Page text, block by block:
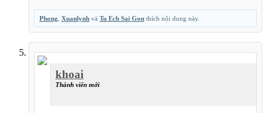
Phong Xuanlynh và Tu Ech Sai Gon thích nội dung này.
khoai
Thành viên mới